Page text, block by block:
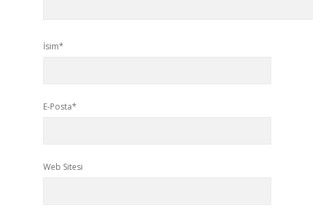
İsim*
E-Posta*
Web Sitesi